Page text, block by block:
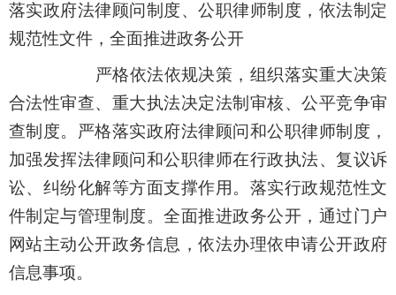
落实政府法律顾问制度、公职律师制度，依法制定
规范性文件，全面推进政务公开
严格依法依规决策，组织落实重大决策
合法性审查、重大执法决定法制审核、公平竞争审
查制度。严格落实政府法律顾问和公职律师制度，
加强发挥法律顾问和公职律师在行政执法、复议诉
讼、纠纷化解等方面支撑作用。落实行政规范性文
件制定与管理制度。全面推进政务公开，通过门户
网站主动公开政务信息，依法办理依申请公开政府
信息事项。